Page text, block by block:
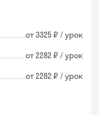
от 3325 ₽ / урок
от 2282 ₽ / урок
от 2282 ₽ / урок